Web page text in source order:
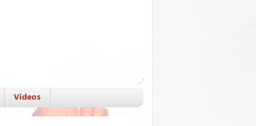
Vídeos